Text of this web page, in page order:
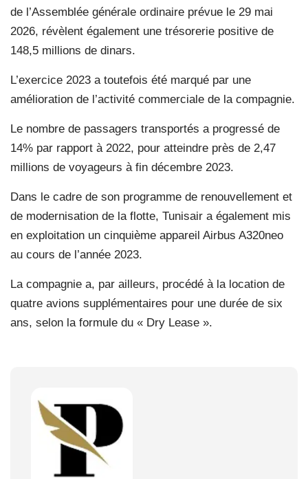
de l’Assemblée générale ordinaire prévue le 29 mai
2026, révèlent également une trésorerie positive de
148,5 millions de dinars.
L’exercice 2023 a toutefois été marqué par une
amélioration de l’activité commerciale de la compagnie.
Le nombre de passagers transportés a progressé de
14% par rapport à 2022, pour atteindre près de 2,47
millions de voyageurs à fin décembre 2023.
Dans le cadre de son programme de renouvellement et
de modernisation de la flotte, Tunisair a également mis
en exploitation un cinquième appareil Airbus A320neo
au cours de l’année 2023.
La compagnie a, par ailleurs, procédé à la location de
quatre avions supplémentaires pour une durée de six
ans, selon la formule du « Dry Lease ».